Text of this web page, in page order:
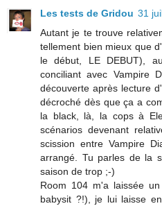
Les tests de Gridou 31
Autant je te trouve
tellement bien mieux que
le début, LE DEBUT),
conciliant avec Vampire
découverte après lecture
décroché dès que ça a
la black, là, la cops à
scénarios devenant
scission entre Vampire
arrangé. Tu parles de la
saison de trop ;-)
Room 104 m'a laissée
babysit ?!), je lui laisse